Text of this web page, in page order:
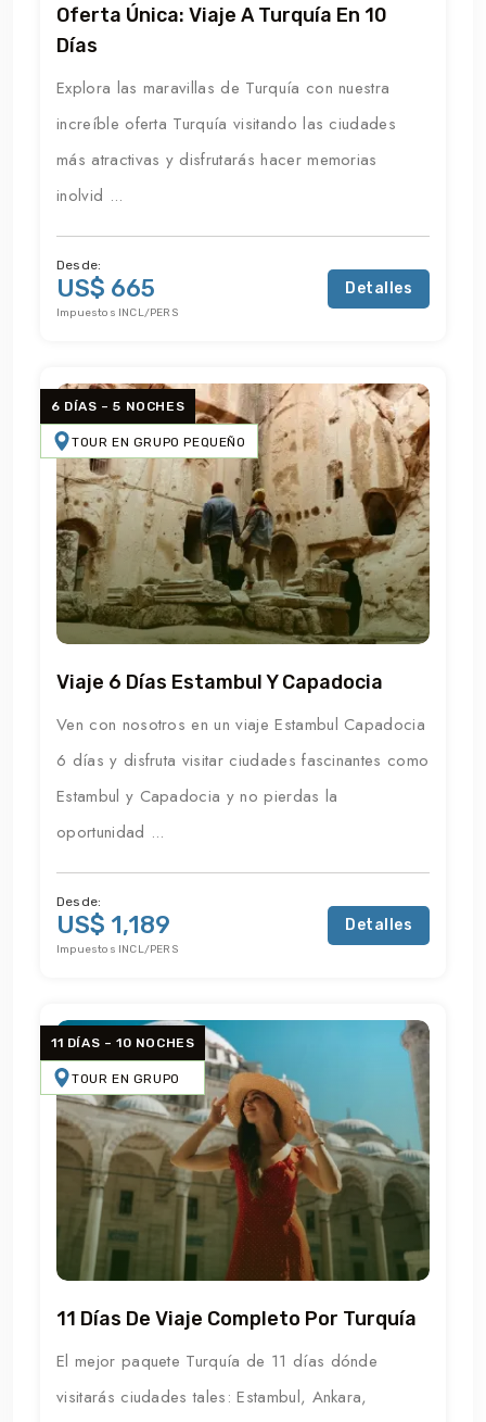
Oferta Única: Viaje A Turquía En 10
Días
Explora las maravillas de Turquía con nuestra
increíble oferta Turquía visitando las ciudades
más atractivas y disfrutarás hacer memorias
inolvid ...
Desde:
US$ 665
Impuestos INCL/PERS
Detalles
6 DÍAS – 5 NOCHES
TOUR EN GRUPO PEQUEÑO
Viaje 6 Días Estambul Y Capadocia
Ven con nosotros en un viaje Estambul Capadocia
6 días y disfruta visitar ciudades fascinantes como
Estambul y Capadocia y no pierdas la
oportunidad ...
Desde:
US$ 1,189
Impuestos INCL/PERS
Detalles
11 DÍAS – 10 NOCHES
TOUR EN GRUPO
11 Días De Viaje Completo Por Turquía
El mejor paquete Turquía de 11 días dónde
visitarás ciudades tales: Estambul, Ankara,